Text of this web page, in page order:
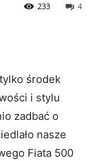
4
233
środek
i stylu
zadbać⁢ o
nasze⁣
Fiata⁣ 500